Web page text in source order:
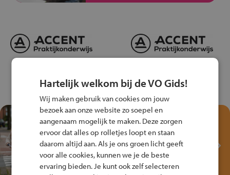
Test je kennis met het
Fiets Veilig
Verkeersspel!
Speel het Fiets Veilig Verkeersspel
en win een Cortina-fiets!
Hartelijk welkom bij de VO Gids!
Wij maken gebruik van cookies om jouw
bezoek aan onze website zo soepel en
aangenaam mogelijk te maken. Deze zorgen
ervoor dat alles op rolletjes loopt en staan
daarom altijd aan. Als je ons groen licht geeft
voor alle cookies, kunnen we je de beste
ervaring bieden. Je kunt ook zelf selecteren